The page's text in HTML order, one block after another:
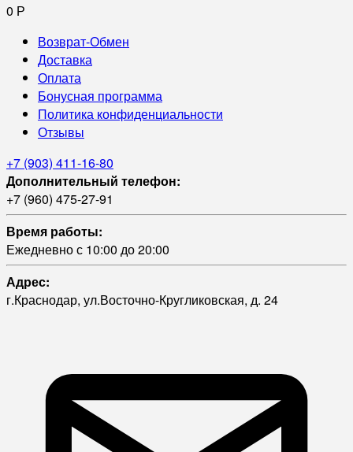
0 Р
Возврат-Обмен
Доставка
Оплата
Бонусная программа
Политика конфиденциальности
Отзывы
+7 (903) 411-16-80
Дополнительный телефон:
+7 (960) 475-27-91
Время работы:
Ежедневно с 10:00 до 20:00
Адрес:
г.Краснодар, ул.Восточно-Кругликовская, д. 24